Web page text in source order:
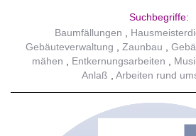
Suchbegriffe:
Baumfällungen
Gebäuteverwaltung
Zaunbau
mähen
Entkernungsarbeiten
Anlaß
Arbeiten rund